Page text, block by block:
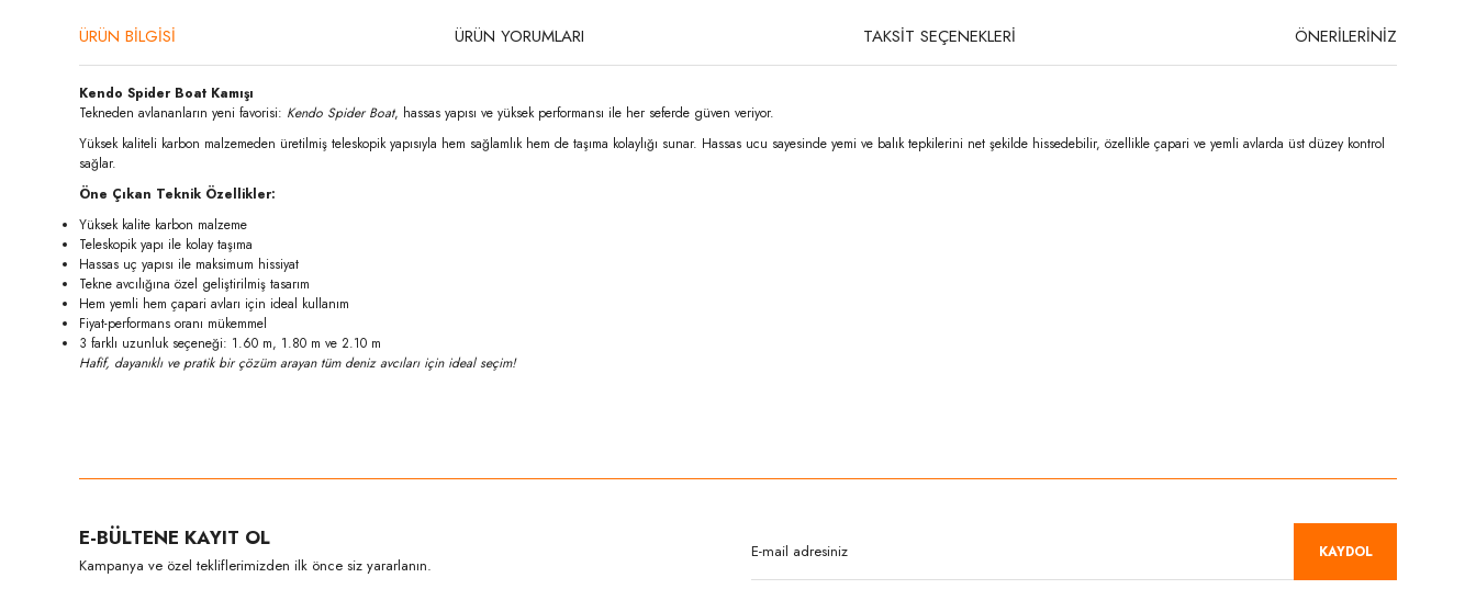
ÜRÜN BİLGİSİ ÜRÜN YORUMLARI TAKSİT SEÇENEKLERİ ÖNERİLERİNİZ
Kendo Spider Boat Kamışı
Tekneden avlananların yeni favorisi: Kendo Spider Boat, hassas yapısı ve yüksek performansı ile her seferde güven veriyor.
Yüksek kaliteli karbon malzemeden üretilmiş teleskopik yapısıyla hem sağlamlık hem de taşıma kolaylığı sunar. Hassas ucu sayesinde yemi ve balık tepkilerini net şekilde hissedebilir, özellikle çapari ve yemli avlarda üst düzey kontrol
sağlar.
Öne Çıkan Teknik Özellikler:
Yüksek kalite karbon malzeme
Teleskopik yapı ile kolay taşıma
Hassas uç yapısı ile maksimum hissiyat
Tekne avcılığına özel geliştirilmiş tasarım
Hem yemli hem çapari avları için ideal kullanım
Fiyat-performans oranı mükemmel
3 farklı uzunluk seçeneği: 1.60 m, 1.80 m ve 2.10 m
Hafif, dayanıklı ve pratik bir çözüm arayan tüm deniz avcıları için ideal seçim!
Ürün açıklamasında eksik bilgiler bulunuyor.
Ürün bilgilerinde hatalar bulunuyor.
E-BÜLTENE KAYIT OL
Kampanya ve özel tekliflerimizden ilk önce siz yararlanın.
KAYDOL